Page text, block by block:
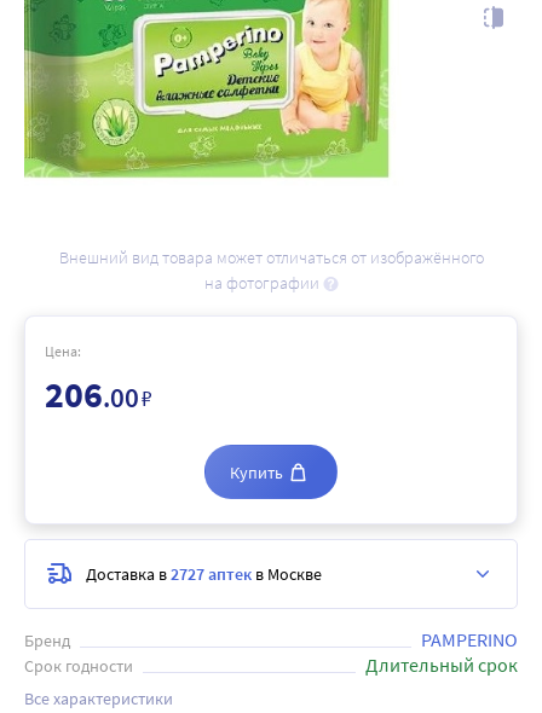
Внешний вид товара может отличаться от изображённого
на фотографии
Бренд PAMPERINO
Срок годности Длительный срок
Все характеристики
Цена:
206.00₽
Купить
Доставка в2727 аптек в Москве